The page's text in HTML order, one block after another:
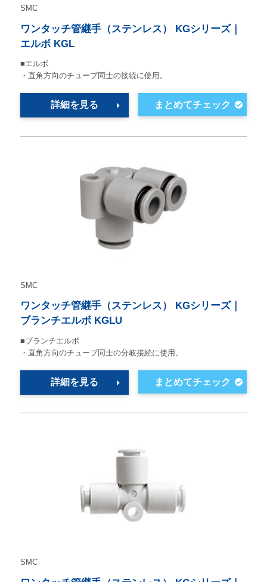
SMC
ワンタッチ管継手（ステンレス） KGシリーズ｜
エルボ KGL
■エルボ
・直角方向のチューブ同士の接続に使用。
詳細を見る
SMC
ワンタッチ管継手（ステンレス） KGシリーズ｜
ブランチエルボ KGLU
■ブランチエルボ
・直角方向のチューブ同士の分岐接続に使用。
詳細を見る
SMC